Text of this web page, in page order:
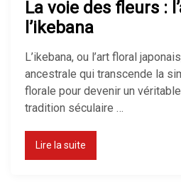
Isolation
méthodes,
La voie des fleurs :
l’ikebana
L’ikebana, ou l’art floral
ancestrale qui transcende la
florale pour devenir un
tradition séculaire …
Lire la suite